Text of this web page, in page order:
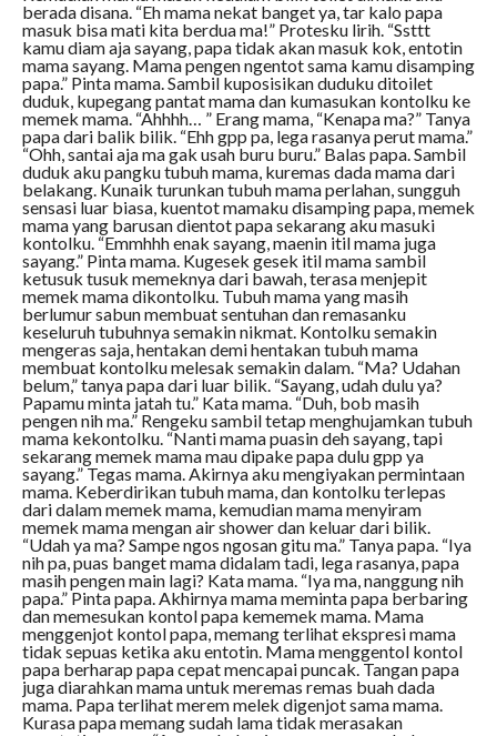
berada disana. “Eh mama nekat banget ya, tar kalo papa
masuk bisa mati kita berdua ma!” Protesku lirih. “Ssttt
kamu diam aja sayang, papa tidak akan masuk kok, entotin
mama sayang. Mama pengen ngentot sama kamu disamping
papa.” Pinta mama. Sambil kuposisikan duduku ditoilet
duduk, kupegang pantat mama dan kumasukan kontolku ke
memek mama. “Ahhhh… ” Erang mama, “Kenapa ma?” Tanya
papa dari balik bilik. “Ehh gpp pa, lega rasanya perut mama.”
“Ohh, santai aja ma gak usah buru buru.” Balas papa. Sambil
duduk aku pangku tubuh mama, kuremas dada mama dari
belakang. Kunaik turunkan tubuh mama perlahan, sungguh
sensasi luar biasa, kuentot mamaku disamping papa, memek
mama yang barusan dientot papa sekarang aku masuki
kontolku. “Emmhhh enak sayang, maenin itil mama juga
sayang.” Pinta mama. Kugesek gesek itil mama sambil
ketusuk tusuk memeknya dari bawah, terasa menjepit
memek mama dikontolku. Tubuh mama yang masih
berlumur sabun membuat sentuhan dan remasanku
keseluruh tubuhnya semakin nikmat. Kontolku semakin
mengeras saja, hentakan demi hentakan tubuh mama
membuat kontolku melesak semakin dalam. “Ma? Udahan
belum,” tanya papa dari luar bilik. “Sayang, udah dulu ya?
Papamu minta jatah tu.” Kata mama. “Duh, bob masih
pengen nih ma.” Rengeku sambil tetap menghujamkan tubuh
mama kekontolku. “Nanti mama puasin deh sayang, tapi
sekarang memek mama mau dipake papa dulu gpp ya
sayang.” Tegas mama. Akirnya aku mengiyakan permintaan
mama. Keberdirikan tubuh mama, dan kontolku terlepas
dari dalam memek mama, kemudian mama menyiram
memek mama mengan air shower dan keluar dari bilik.
“Udah ya ma? Sampe ngos ngosan gitu ma.” Tanya papa. “Iya
nih pa, puas banget mama didalam tadi, lega rasanya, papa
masih pengen main lagi? Kata mama. “Iya ma, nanggung nih
papa.” Pinta papa. Akhirnya mama meminta papa berbaring
dan memesukan kontol papa kememek mama. Mama
menggenjot kontol papa, memang terlihat ekspresi mama
tidak sepuas ketika aku entotin. Mama menggentol kontol
papa berharap papa cepat mencapai puncak. Tangan papa
juga diarahkan mama untuk meremas remas buah dada
mama. Papa terlihat merem melek digenjot sama mama.
Kurasa papa memang sudah lama tidak merasakan